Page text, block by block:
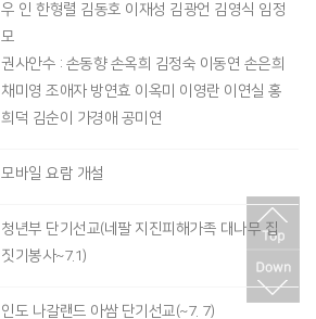
우 인 한형렬 김동호 이재성 김광언 김영식 임정
모
권사안수 : 손동향 손옥희 김정숙 이동연 손은희
채미영 조애자 방연효 이옥미 이영란 이연실 홍
희덕 김순이 가경애 공미연
모바일 요람 개설
청년부 단기선교(네팔 지진피해가족 대나무 집
짓기봉사~7.1)
인도 나갈랜드 아쌈 단기선교(~7. 7)